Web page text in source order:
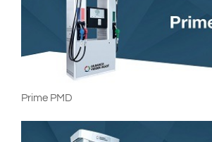
Prime PMD